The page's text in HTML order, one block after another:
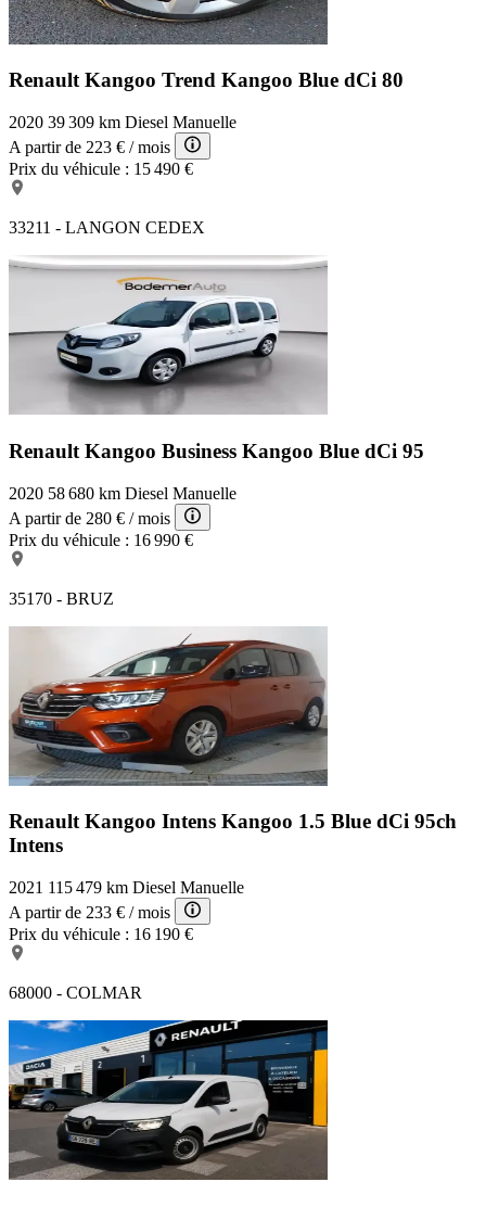
Renault Kangoo Trend Kangoo Blue dCi 80
2020 39 309 km Diesel Manuelle
A partir de 223 € / mois
Prix du véhicule : 15 490 €
33211 - LANGON CEDEX
Renault Kangoo Business Kangoo Blue dCi 95
2020 58 680 km Diesel Manuelle
A partir de 280 € / mois
Prix du véhicule : 16 990 €
35170 - BRUZ
Renault Kangoo Intens Kangoo 1.5 Blue dCi 95ch
Intens
2021 115 479 km Diesel Manuelle
A partir de 233 € / mois
Prix du véhicule : 16 190 €
68000 - COLMAR